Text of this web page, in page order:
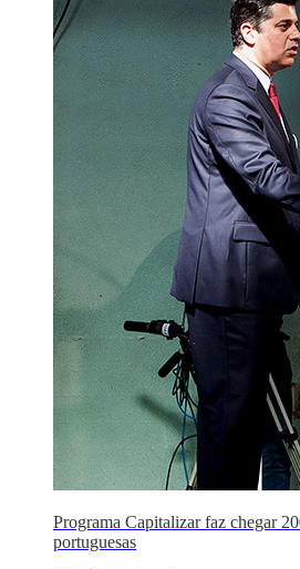
Programa Capitalizar faz chegar
portuguesas